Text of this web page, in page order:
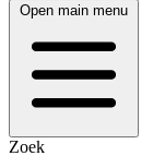
Open main menu
Zoek